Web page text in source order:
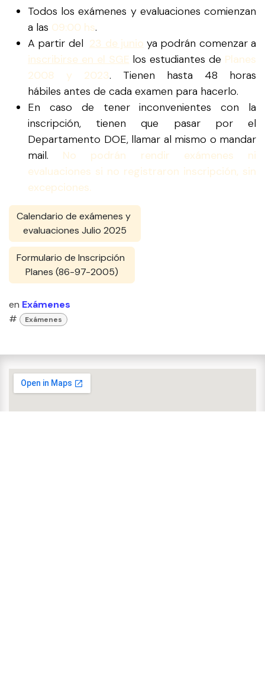
Todos los exámenes y evaluaciones comienzan
a las 09:00 hs.
A partir del 23 de junio ya podrán comenzar a
inscribirse en el SGE los estudiantes de Planes
2008 y 2023. Tienen hasta 48 horas
hábiles antes de cada examen para hacerlo.
En caso de tener inconvenientes con la
inscripción, tienen que pasar por el
Departamento DOE, llamar al mismo o mandar
mail. No podrán rendir exámenes ni
evaluaciones si no registraron inscripción, sin
excepciones.
Calendario de exámenes y
evaluaciones Julio 2025
Formulario de Inscripción
Planes (86-97-2005)
en Exámenes
#
Exámenes